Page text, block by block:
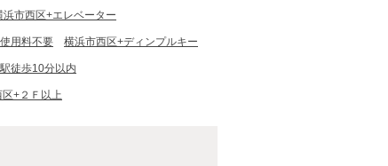
浜市西区+エレベーター
用料不要 横浜市西区+ディンプルキー
徒歩10分以内
+２Ｆ以上